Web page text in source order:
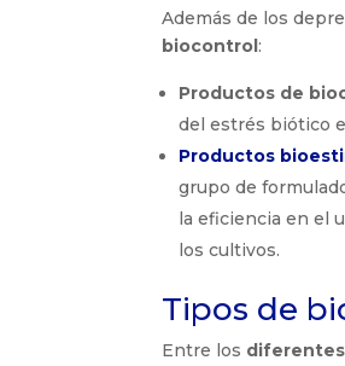
Además de los
biocontrol:
Productos de
del estrés biótico
Productos
grupo de
la eficiencia en el
los cultivos.
Tipos de
Entre los